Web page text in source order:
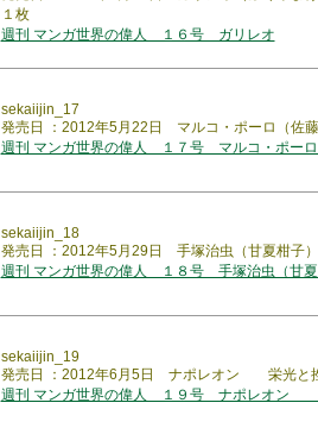
１枚
週刊 マンガ世界の偉人 １６号 ガリレオ
sekaiijin_17
発売日 ：2012年5月22日 マルコ・ポーロ（佐
週刊 マンガ世界の偉人 １７号 マルコ・ポー
sekaiijin_18
発売日 ：2012年5月29日 手塚治虫（甘夏柑子）
週刊 マンガ世界の偉人 １８号 手塚治虫（甘
sekaiijin_19
発売日 ：2012年6月5日 ナポレオン 栄光と
週刊 マンガ世界の偉人 １９号 ナポレオン